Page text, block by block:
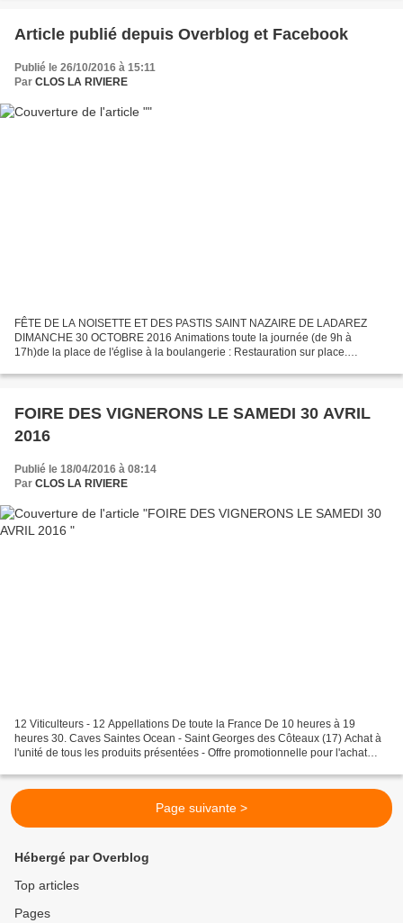
Article publié depuis Overblog et Facebook
Publié le 26/10/2016 à 15:11
Par CLOS LA RIVIERE
FÊTE DE LA NOISETTE ET DES PASTIS SAINT NAZAIRE DE LADAREZ
DIMANCHE 30 OCTOBRE 2016 Animations toute la journée (de 9h à
17h)de la place de l'église à la boulangerie : Restauration sur place.
FOIRE DES VIGNERONS LE SAMEDI 30 AVRIL
2016
Publié le 18/04/2016 à 08:14
Par CLOS LA RIVIERE
12 Viticulteurs - 12 Appellations De toute la France De 10 heures à 19
heures 30. Caves Saintes Ocean - Saint Georges des Côteaux (17) Achat à
l'unité de tous les produits présentées - Offre promotionnelle pour l'achat
Page suivante >
Hébergé par Overblog
Top articles
Pages